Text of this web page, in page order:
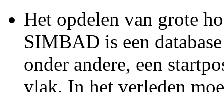
Het opdelen van grote
SIMBAD is een
onder andere, een
vlak. In het verleden